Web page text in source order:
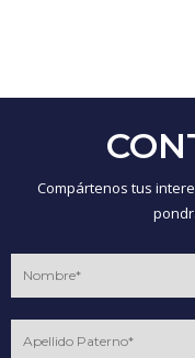
Compártenos tus